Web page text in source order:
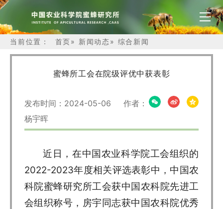
当前位置： 首页» 新闻动态» 综合新闻
蜜蜂所工会在院级评优中获表彰
发布时间：2024-05-06 作者：
杨宇晖
近日，在中国农业科学院工会组织的
2022-2023年度相关评选表彰中，中国农
科院蜜蜂研究所工会获中国农科院先进工
会组织称号，房宇同志获中国农科院优秀